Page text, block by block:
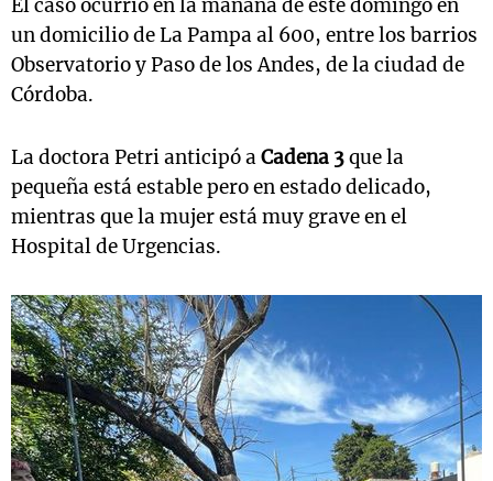
El caso ocurrió en la mañana de este domingo en
un domicilio de La Pampa al 600, entre los barrios
Observatorio y Paso de los Andes, de la ciudad de
Córdoba.
La doctora Petri anticipó aCadena 3que la
pequeña está estable pero en estado delicado,
mientras que la mujer está muy grave en el
Hospital de Urgencias.